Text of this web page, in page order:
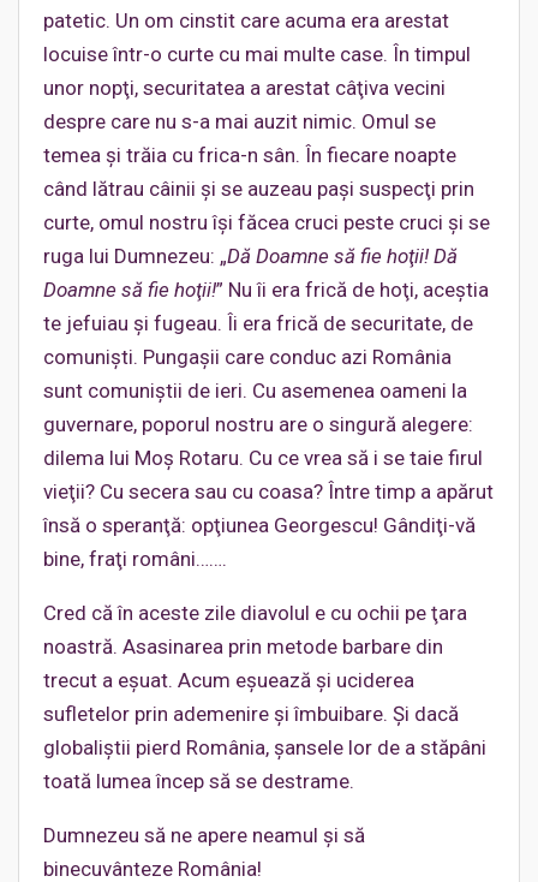
patetic. Un om cinstit care acuma era arestat
locuise într-o curte cu mai multe case. În timpul
unor nopţi, securitatea a arestat câţiva vecini
despre care nu s-a mai auzit nimic. Omul se
temea şi trăia cu frica-n sân. În fiecare noapte
când lătrau câinii şi se auzeau paşi suspecţi prin
curte, omul nostru îşi făcea cruci peste cruci şi se
ruga lui Dumnezeu: „Dă Doamne să fie hoţii! Dă
Doamne să fie hoţii!” Nu îi era frică de hoţi, aceştia
te jefuiau şi fugeau. Îi era frică de securitate, de
comunişti. Pungaşii care conduc azi România
sunt comuniştii de ieri. Cu asemenea oameni la
guvernare, poporul nostru are o singură alegere:
dilema lui Moș Rotaru. Cu ce vrea să i se taie firul
vieţii? Cu secera sau cu coasa? Între timp a apărut
însă o speranţă: opţiunea Georgescu! Gândiţi-vă
bine, fraţi români…….
Cred că în aceste zile diavolul e cu ochii pe ţara
noastră. Asasinarea prin metode barbare din
trecut a eşuat. Acum eşuează şi uciderea
sufletelor prin ademenire şi îmbuibare. Şi dacă
globaliştii pierd România, şansele lor de a stăpâni
toată lumea încep să se destrame.
Dumnezeu să ne apere neamul şi să
binecuvânteze România!